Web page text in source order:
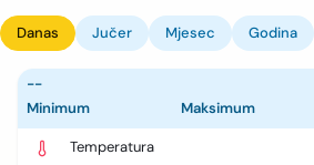
Danas Jučer Mjesec Godina
--
Minimum
Maksimum
Temperatura